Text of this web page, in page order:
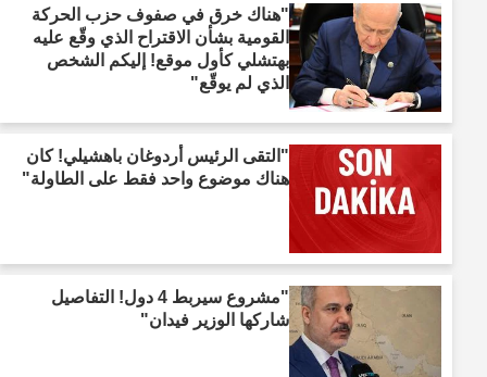
"هناك خرق في صفوف حزب الحركة
القومية بشأن الاقتراح الذي وقّع عليه
بهتشلي كأول موقع! إليكم الشخص
الذي لم يوقّع"
"التقى الرئيس أردوغان باهشيلي! كان
هناك موضوع واحد فقط على الطاولة"
"مشروع سيربط 4 دول! التفاصيل
شاركها الوزير فيدان"